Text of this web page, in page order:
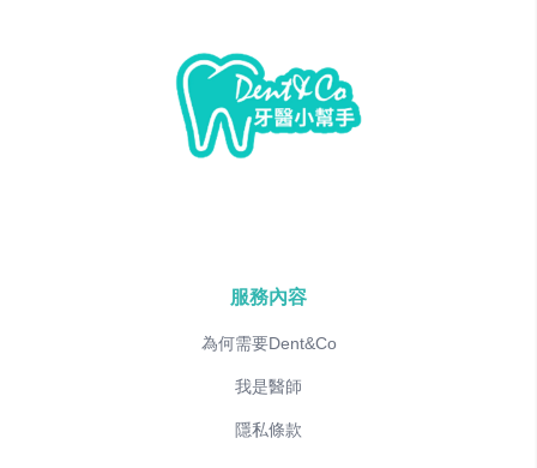
服務內容
為何需要Dent&Co
我是醫師
隱私條款